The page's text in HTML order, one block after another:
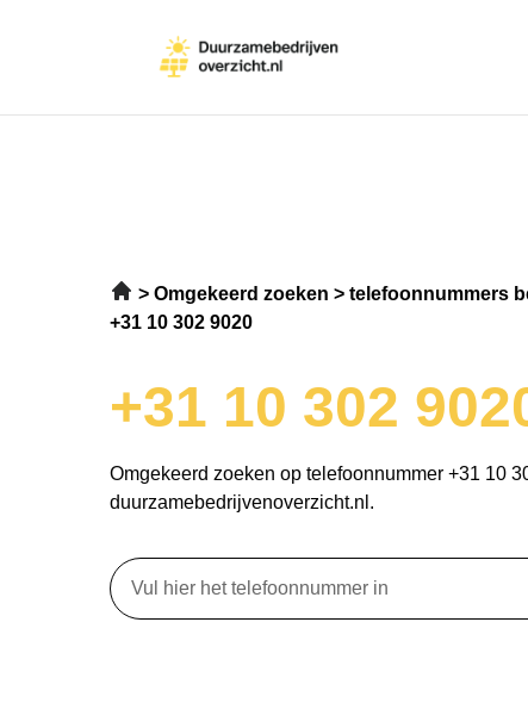
Omgekeerd zoeken
telefoonnummers
+31 10 302 9020
+31 10 302
Omgekeerd zoeken op telefoonnummer +31 10
duurzamebedrijvenoverzicht.nl.